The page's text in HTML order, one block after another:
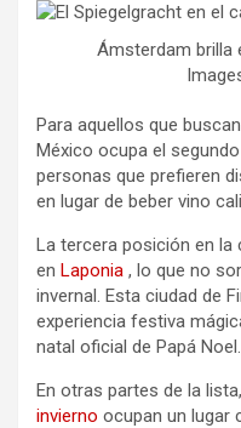
Ámsterdam brilla
Para aquellos que
México ocupa el
personas que prefieren
en lugar de beber vino
La tercera posición en la
en Laponia , lo que no
invernal. Esta ciudad de
experiencia festiva
natal oficial de Papá Noel.
En otras partes de la
invierno ocupan un lugar